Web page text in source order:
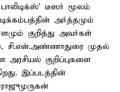
டீஸர் மூலம்
அர்த்தமும்
குறித்து அவர்கள்
சி.என்.அண்ணாதுரை முதல்
குறிப்புகளை
இப்படத்தின்